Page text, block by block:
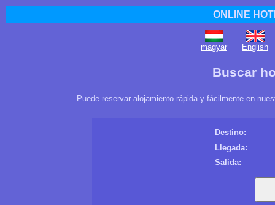
ONLINE
magyar English
Buscar
Puede reservar alojamiento rápida y fácilmente en
Destino:
Llegada:
Salida: